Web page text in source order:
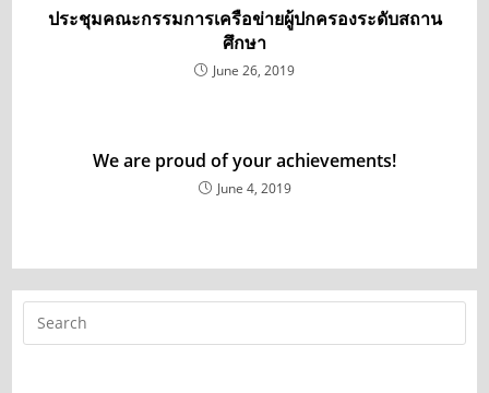
ประชุมคณะกรรมการเครือข่ายผู้ปกครองระดับสถาน
ศึกษา
June 26, 2019
We are proud of your achievements!
June 4, 2019